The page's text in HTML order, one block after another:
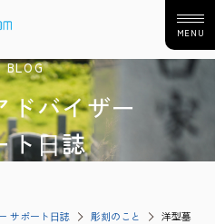
MENU
BLOG
ドバイザー
ト⽇誌
サポート⽇誌 彫刻のこと
洋型墓